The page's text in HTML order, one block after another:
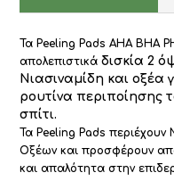
Τα Peeling Pads AHA BHA
απολεπιστικάδισκία 2
Νιασιναμίδη και οξέα
ρουτίνα περιποίησης
σπίτι.
Τα Peeling Pads περιέχουν
Οξέων και προσφέρουν
και απαλότητα στην